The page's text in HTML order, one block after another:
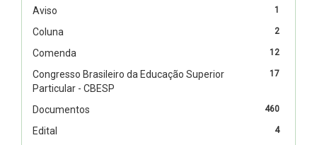
1
Aviso
2
Coluna
12
Comenda
17
Congresso Brasileiro da Educação Superior
Particular - CBESP
460
Documentos
4
Edital